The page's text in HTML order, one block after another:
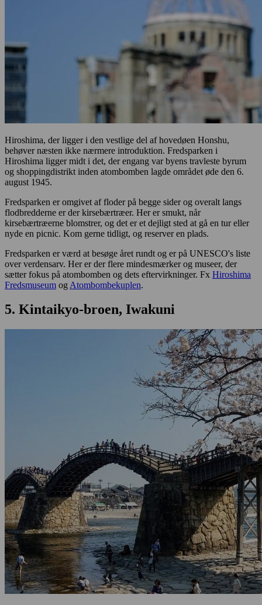
Hiroshima, der ligger i den vestlige del af hovedøen Honshu,
behøver næsten ikke nærmere introduktion. Fredsparken i
Hiroshima ligger midt i det, der engang var byens travleste byrum
og shoppingdistrikt inden atombomben lagde området øde den 6.
august 1945.
Fredsparken er omgivet af floder på begge sider og overalt langs
flodbredderne er der kirsebærtræer. Her er smukt, når
kirsebærtræerne blomstrer, og det er et dejligt sted at gå en tur eller
nyde en picnic. Kom gerne tidligt, og reserver en plads.
Fredsparken er værd at besøge året rundt og er på UNESCO's liste
over verdensarv. Her er der flere mindesmærker og museer, der
sætter fokus på atombomben og dets eftervirkninger. Fx Hiroshima
Fredsmuseum og Atombombekuplen.
5. Kintaikyo-broen, Iwakuni